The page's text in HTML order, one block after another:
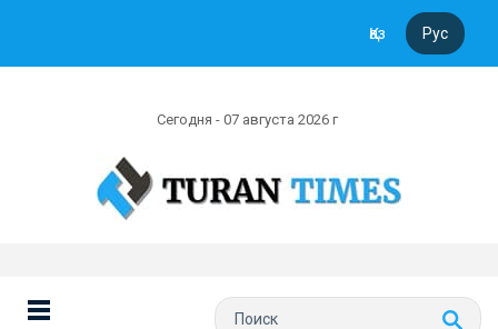
Қаз Рус
Сегодня - 07 августа 2026 г